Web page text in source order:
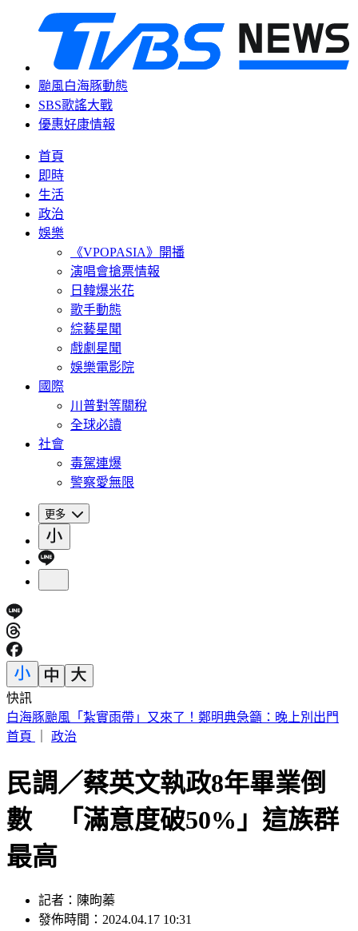
颱風白海豚動態
SBS歌謠大戰
優惠好康情報
首頁
即時
生活
政治
娛樂
《VPOPASIA》開播
演唱會搶票情報
日韓爆米花
歌手動態
綜藝星聞
戲劇星聞
娛樂電影院
國際
川普對等關稅
全球必讀
社會
毒駕連爆
警察愛無限
更多
快訊
別只看台積電！ 外媒點名「2檔AI設備股」快上車
首頁
政治
民調／蔡英文執政8年畢業倒
數 「滿意度破50%」這族群
最高
記者：陳昫蓁
發佈時間：2024.04.17 10:31